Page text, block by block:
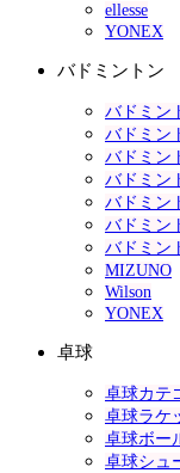
ellesse
YONEX
バドミントン
バドミン
バドミン
バドミン
バドミン
バドミン
バドミン
バドミン
MIZUNO
Wilson
YONEX
卓球
卓球カテ
卓球ラケ
卓球ボー
卓球シュ